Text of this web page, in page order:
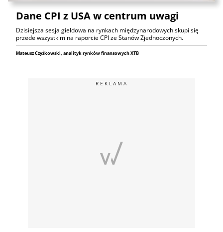
Dane CPI z USA w centrum uwagi
Dzisiejsza sesja giełdowa na rynkach międzynarodowych skupi się
przede wszystkim na raporcie CPI ze Stanów Zjednoczonych.
Mateusz Czyżkowski, analityk rynków finansowych XTB
REKLAMA